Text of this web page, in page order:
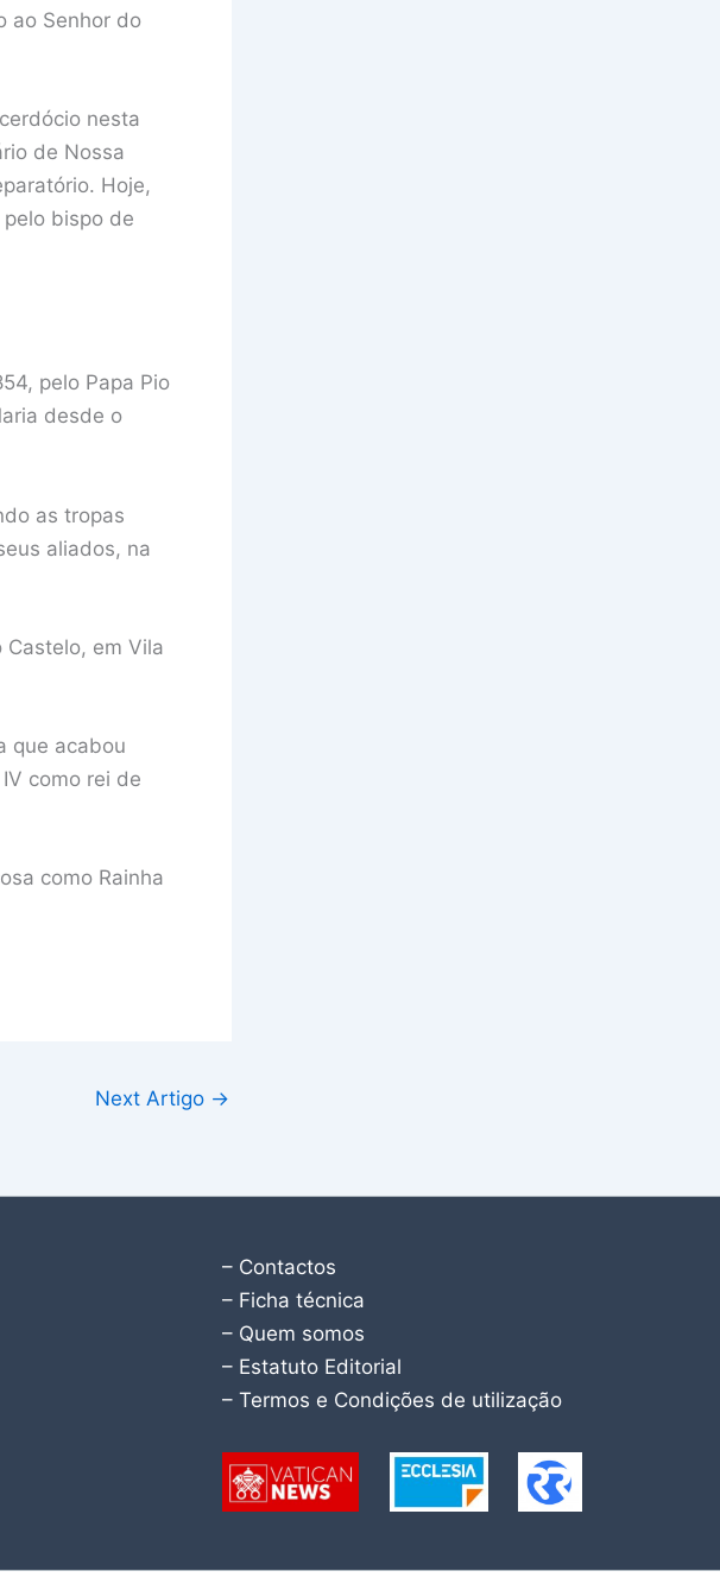
ao Senhor do
nesta
de Nossa
Hoje,
bispo de
pelo Papa Pio
desde o
as tropas
aliados, na
em Vila
que acabou
como rei de
como Rainha
Next Artigo →
– Contactos
– Ficha técnica
– Quem somos
– Estatuto Editorial
– Termos e Condições de utilização